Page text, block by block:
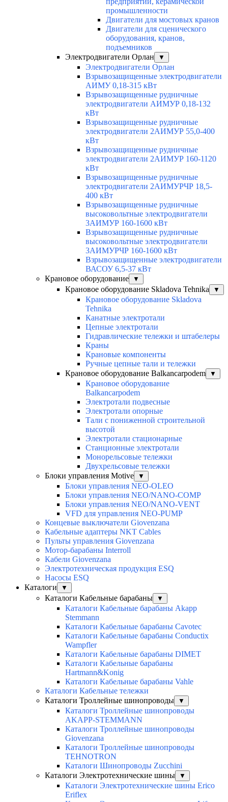
промышленности
Двигатели для мостовых кранов
Двигатели для сценического
оборудования, кранов,
подъемников
Электродвигатели Орлан
▼
Электродвигатели Орлан
Взрывозащищенные электродвигатели
АИМУ 0,18-315 кВт
Взрывозащищенные рудничные
электродвигатели АИМУР 0,18-132
кВт
Взрывозащищенные рудничные
электродвигатели 2АИМУР 55,0-400
кВт
Взрывозащищенные рудничные
электродвигатели 2АИМУР 160-1120
кВт
Взрывозащищенные рудничные
электродвигатели 2АИМУРЧР 18,5-
400 кВт
Взрывозащищенные рудничные
высоковольтные электродвигатели
3АИМУР 160-1600 кВт
Взрывозащищенные рудничные
высоковольтные электродвигатели
3АИМУРЧР 160-1600 кВт
Взрывозащищенные электродвигатели
ВАСОУ 6,5-37 кВт
Крановое оборудование
▼
Крановое оборудование Skladova Tehnika ▼
Крановое оборудование Skladova
Tehnika
Канатные электротали
Цепные электротали
Гидравлические тележки и штабелеры
Краны
Крановые компоненты
Ручные цепные тали и тележки
Крановое оборудование Balkancarpodem
▼
Крановое оборудование
Balkancarpodem
Электротали подвесные
Электротали опорные
Тали с пониженной строительной
высотой
Электротали стационарные
Станционные электротали
Монорельсовые тележки
Двухрельсовые тележки
Блоки управления Motive
▼
Блоки управления NEO-OLEO
Блоки управления NEO/NANO-COMP
Блоки управления NEO/NANO-VENT
VFD для управления NEO-PUMP
Концевые выключатели Giovenzana
Кабельные адаптеры NKT Cables
Пульты управления Giovenzana
Мотор-барабаны Interroll
Кабели Giovenzana
Электротехническая продукция ESQ
Насосы ESQ
Каталоги
▼
Каталоги Кабельные барабаны ▼
Каталоги Кабельные барабаны Akapp
Stemmann
Каталоги Кабельные барабаны Cavotec
Каталоги Кабельные барабаны Conductix
Wampfler
Каталоги Кабельные барабаны DIMET
Каталоги Кабельные барабаны
Hartmann&Konig
Каталоги Кабельные барабаны Vahle
Каталоги Кабельные тележки
Каталоги Троллейные шинопроводы
▼
Каталоги Троллейные шинопроводы
AKAPP-STEMMANN
Каталоги Троллейные шинопроводы
Giovenzana
Каталоги Троллейные шинопроводы
TEHNOTRON
Каталоги Шинопроводы Zucchini
Каталоги Электротехнические шины
▼
Каталоги Электротехнические шины Erico
Eriflex